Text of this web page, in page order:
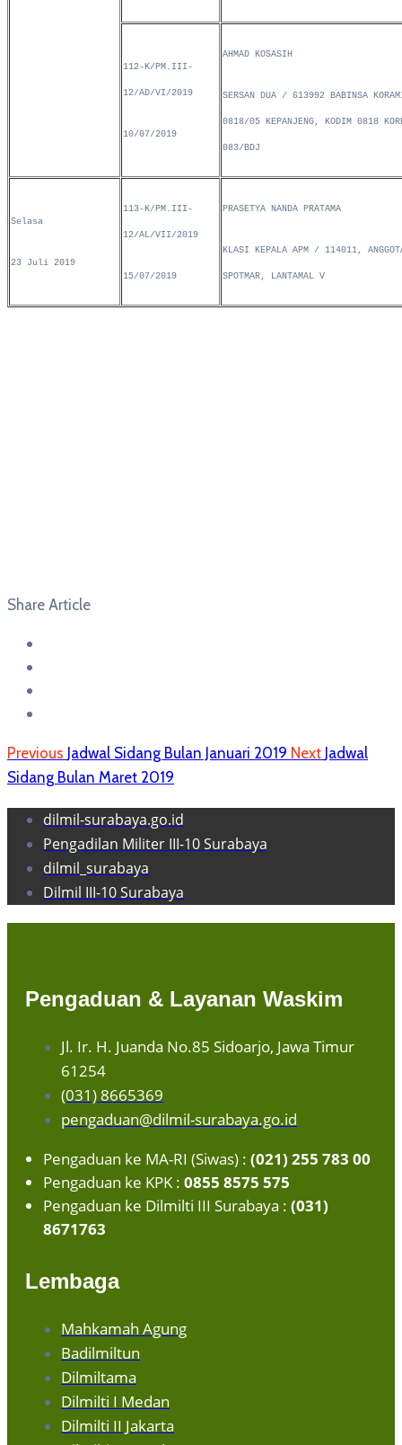
112-K/PM.III-
12/AD/VI/2019
10/07/2019
AHMAD KOSASIH
SERSAN DUA / 613992 BABINSA
0818/05 KEPANJENG, KODIM 0818
083/BDJ
Selasa
23 Juli 2019
113-K/PM.III-
12/AL/VII/2019
15/07/2019
PRASETYA NANDA PRATAMA
KLASI KEPALA APM / 114011,
SPOTMAR, LANTAMAL V
Share Article
Previous Jadwal Sidang Bulan Januari 2019 Next Jadwal
Sidang Bulan Maret 2019
dilmil-surabaya.go.id
Pengadilan Militer III-10 Surabaya
dilmil_surabaya
Dilmil III-10 Surabaya
Pengaduan & Layanan Waskim
Jl. Ir. H. Juanda No.85 Sidoarjo, Jawa Timur
61254
(031) 8665369
pengaduan@dilmil-surabaya.go.id
Pengaduan ke MA-RI (Siwas) : (021) 255 783 00
Pengaduan ke KPK : 0855 8575 575
Pengaduan ke Dilmilti III Surabaya : (031)
8671763
Lembaga
Mahkamah Agung
Badilmiltun
Dilmiltama
Dilmilti I Medan
Dilmilti II Jakarta